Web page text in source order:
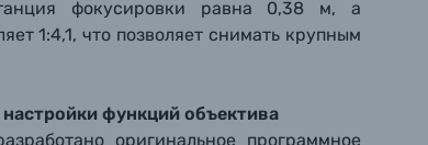
фокусировки равна 0,38 м, а
1:4,1, что позволяет снимать крупным
функций объектива
оригинальное программное